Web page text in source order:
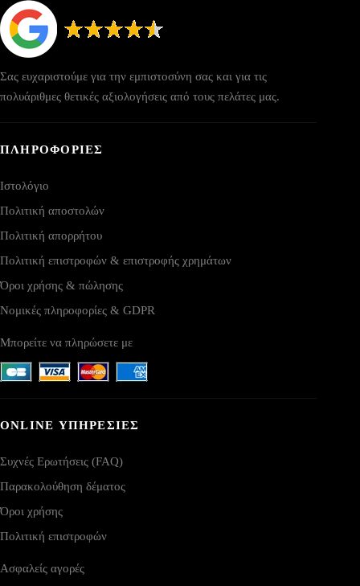
Σας ευχαριστούμε για την εμπιστοσύνη σας και για τις
πολυάριθμες θετικές αξιολογήσεις από τους πελάτες μας.
ΠΛΗΡΟΦΟΡΙΕΣ
Ιστολόγιο
Πολιτική αποστολών
Πολιτική απορρήτου
Πολιτική επιστροφών & επιστροφής χρημάτων
Όροι χρήσης & πώλησης
Νομικές πληροφορίες & GDPR
Μπορείτε να πληρώσετε με
ONLINE ΥΠΗΡΕΣΙΕΣ
Συχνές Ερωτήσεις (FAQ)
Παρακολούθηση δέματος
Όροι χρήσης
Πολιτική επιστροφών
Ασφαλείς αγορές